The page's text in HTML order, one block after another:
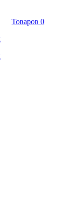
Товаров 0